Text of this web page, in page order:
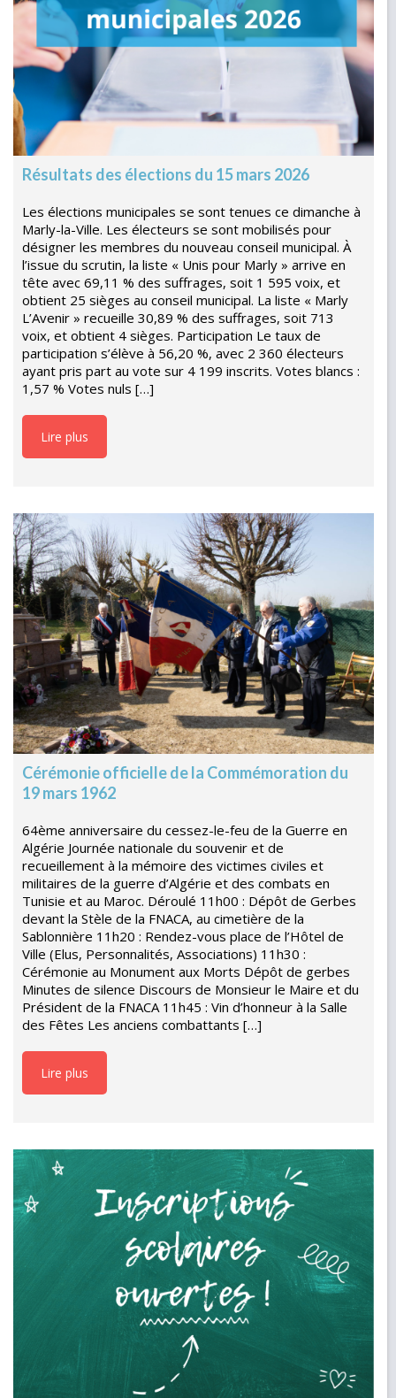
Résultats des élections du 15 mars 2026
Les élections municipales se sont tenues ce dimanche à
Marly-la-Ville. Les électeurs se sont mobilisés pour
désigner les membres du nouveau conseil municipal. À
l’issue du scrutin, la liste « Unis pour Marly » arrive en
tête avec 69,11 % des suffrages, soit 1 595 voix, et
obtient 25 sièges au conseil municipal. La liste « Marly
L’Avenir » recueille 30,89 % des suffrages, soit 713
voix, et obtient 4 sièges. Participation Le taux de
participation s’élève à 56,20 %, avec 2 360 électeurs
ayant pris part au vote sur 4 199 inscrits. Votes blancs :
1,57 % Votes nuls […]
Lire plus
Cérémonie officielle de la Commémoration du
19 mars 1962
64ème anniversaire du cessez-le-feu de la Guerre en
Algérie Journée nationale du souvenir et de
recueillement à la mémoire des victimes civiles et
militaires de la guerre d’Algérie et des combats en
Tunisie et au Maroc. Déroulé 11h00 : Dépôt de Gerbes
devant la Stèle de la FNACA, au cimetière de la
Sablonnière 11h20 : Rendez-vous place de l’Hôtel de
Ville (Elus, Personnalités, Associations) 11h30 :
Cérémonie au Monument aux Morts Dépôt de gerbes
Minutes de silence Discours de Monsieur le Maire et du
Président de la FNACA 11h45 : Vin d’honneur à la Salle
des Fêtes Les anciens combattants […]
Lire plus